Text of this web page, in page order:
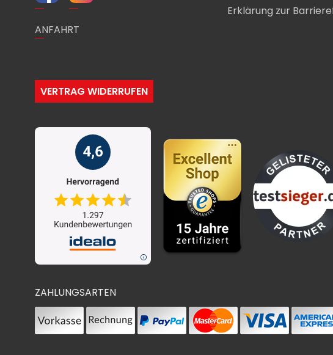
ANFAHRT
Erklärung zur
VERTRAG WIDERRUFEN
ZAHLUNGSARTEN